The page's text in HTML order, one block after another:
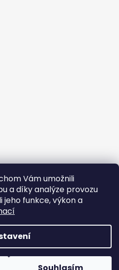
Vám umožnili
a díky analýze provozu
jeho funkce, výkon a
. Všechna práva vyhrazena.
cookies